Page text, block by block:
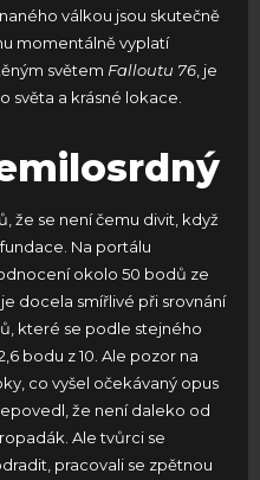
válkou jsou skutečně
momentálně vyplatí
světem Falloutu 76 , je
světa a krásné lokace.
že se není čemu divit, když
Na portálu
okolo 50 bodů ze
docela smířlivé při srovnání
které se podle stejného
bodu z 10. Ale pozor na
co vyšel očekávaný opus
že není daleko od
Ale tvůrci se
pracovali se zpětnou